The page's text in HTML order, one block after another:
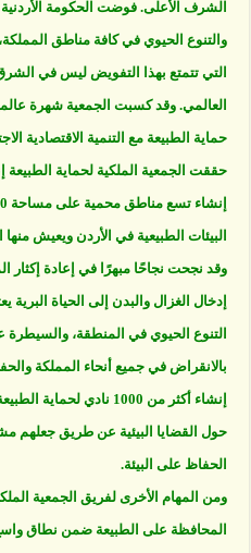
الشرف الأعلى. فوضت الحكومة الأردنية
والتنوع الحيوي في كافة مناطق
التي تتمتع بهذا التفويض ليس في
العالمي. وقد كسبت الجمعية شهرة
حماية الطبيعة مع التنمية الاقتصادية
حققت الجمعية الملكية لحماية الطبيعة
البيئات الطبيعية في الأردن ويعيش منها
وقد نجحت نجاحًا مبهرًا في إعادة إكثار
إدخال الغزال والبدن إلى الحياة
التنوع الحيوي في المنطقة، والسيطرة
بالانقراض في جميع أنحاء المملكة
إنشاء أكثر من 1000 نادي
حول القضايا البيئية عن طريق جعلهم
الحفاظ على البيئة.
ومن المهام الأخرى لفريق الجمعية
المحافظة على الطبيعة ضمن نطاق